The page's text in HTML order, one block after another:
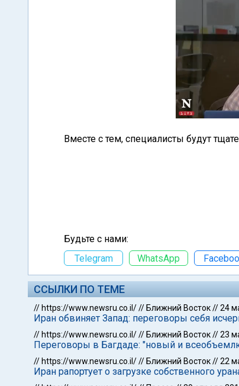
Вместе с тем, специалисты будут
Будьте с нами:
Telegram
WhatsApp
ССЫЛКИ ПО ТЕМЕ
// https://www.newsru.co.il/// Ближний Восток//24
Иран обвиняет Запад: переговоры себя
// https://www.newsru.co.il/// Ближний Восток//23
Переговоры в Багдаде: "новый и
// https://www.newsru.co.il/// Ближний Восток//22
Иран рапортует о загрузке собственного